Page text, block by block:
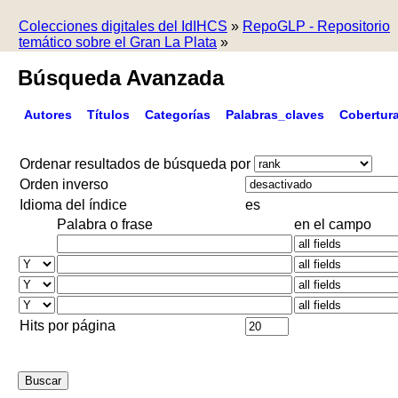
Colecciones digitales del IdIHCS » RepoGLP - Repositorio
temático sobre el Gran La Plata »
Búsqueda Avanzada
Autores Títulos Categorías Palabras_claves
Ordenar resultados de búsqueda por
Orden inverso
Idioma del índice
es
Palabra o frase
en el campo
Hits por página